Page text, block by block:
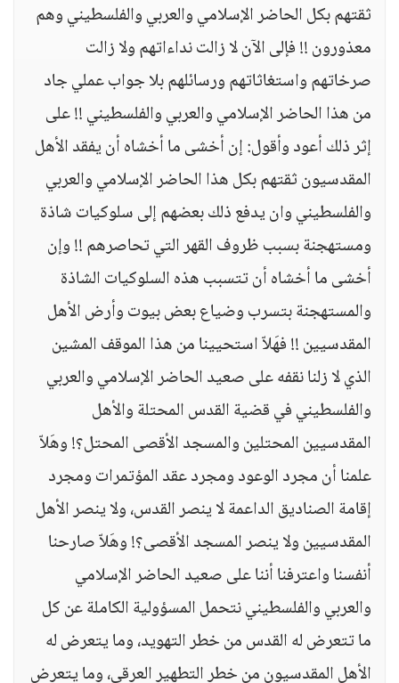
ثقتهم بكل الحاضر الإسلامي والعربي والفلسطيني وهم
معذورون !! فإلى الآن لا زالت نداءاتهم ولا زالت
صرخاتهم واستغاثاتهم ورسائلهم بلا جواب عملي جاد
من هذا الحاضر الإسلامي والعربي والفلسطيني !! على
إثر ذلك أعود وأقول: إن أخشى ما أخشاه أن يفقد الأهل
المقدسيون ثقتهم بكل هذا الحاضر الإسلامي والعربي
والفلسطيني وان يدفع ذلك بعضهم إلى سلوكيات شاذة
ومستهجنة بسبب ظروف القهر التي تحاصرهم !! وإن
أخشى ما أخشاه أن تتسبب هذه السلوكيات الشاذة
والمستهجنة بتسرب وضياع بعض بيوت وأرض الأهل
المقدسيين !! فهَلاّ استحيينا من هذا الموقف المشين
الذي لا زلنا نقفه على صعيد الحاضر الإسلامي والعربي
والفلسطيني في قضية القدس المحتلة والأهل
المقدسيين المحتلين والمسجد الأقصى المحتل؟! وهَلاّ
علمنا أن مجرد الوعود ومجرد عقد المؤتمرات ومجرد
إقامة الصناديق الداعمة لا ينصر القدس، ولا ينصر الأهل
المقدسيين ولا ينصر المسجد الأقصى؟! وهَلاّ صارحنا
أنفسنا واعترفنا أننا على صعيد الحاضر الإسلامي
والعربي والفلسطيني نتحمل المسؤولية الكاملة عن كل
ما تتعرض له القدس من خطر التهويد، وما يتعرض له
الأهل المقدسيون من خطر التطهير العرقي، وما يتعرض